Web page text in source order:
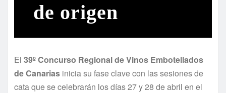
de origen
El 39º Concurso Regional de Vinos Embotellados
de Canarias inicia su fase clave con las sesiones de
cata que se celebrarán los días 27 y 28 de abril en el